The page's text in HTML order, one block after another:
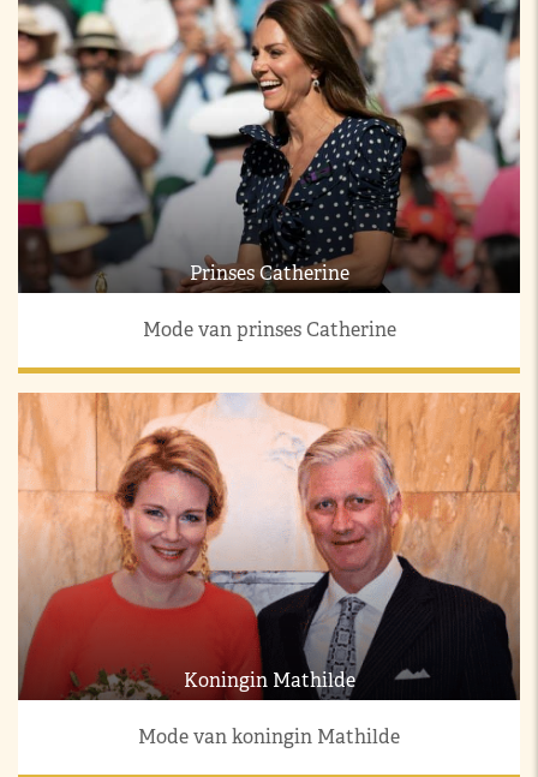
Prinses Catherine
Mode van prinses Catherine
Koningin Mathilde
Mode van koningin Mathilde